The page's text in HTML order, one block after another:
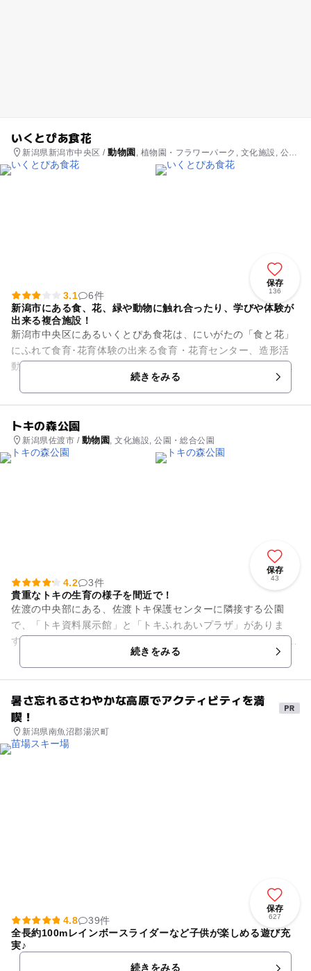
いくとぴあ食花
新潟県新潟市中央区 /動物園 , 植物園・フラワーパーク, 文化施設, 公
園・総合公園
保存
136
3.1
6件
新潟市にある食、花、緑や動物に触れ合ったり、学びや体験が
出来る複合施設！
新潟市中央区にあるいくとぴあ食花は、にいがたの「食と花」
にふれて食育･花育体験の出来る食育・花育センター、造形活
動・創造的遊びの出来るこども創造センター、動物とのふれあ
いを通してやさしさや思いや...続きをみる
トキの森公園
新潟県佐渡市 / 動物園 , 文化施設, 公園・総合公園
保存
43
4.2
3件
貴重なトキの生育の様子を間近で！
佐渡の中央部にある、佐渡トキ保護センターに隣接する公園
で、「トキ資料展示館」と「トキふれあいプラザ」がありま
す。 国指定特別天然記念物である、トキのことがグッと身近に
感じられる場所です。 「...続きをみる
暑さ忘れるさわやかな高原でアクティビティを満
喫！
新潟県南魚沼郡湯沢町
保存
627
4.8
39件
全長約100mレインボースライダーなど子供が楽しめる遊び充
実♪
続きをみる